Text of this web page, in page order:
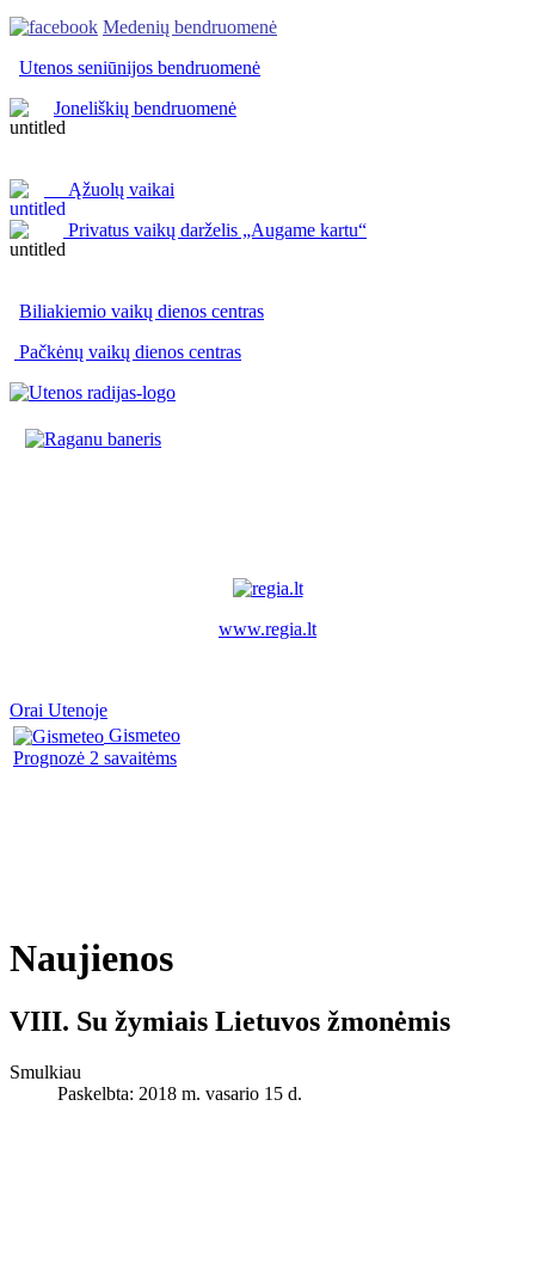
Medenių bendruomenė
Utenos seniūnijos bendruomenė
Joneliškių bendruomenė
Ąžuolų vaikai
Privatus vaikų darželis „Augame kartu“
Biliakiemio vaikų dienos centras
Pačkėnų vaikų dienos centras
www.regia.lt
Orai Utenoje
Gismeteo
Prognozė 2 savaitėms
Naujienos
VIII. Su žymiais Lietuvos žmonėmis
Smulkiau
Paskelbta: 2018 m. vasario 15 d.